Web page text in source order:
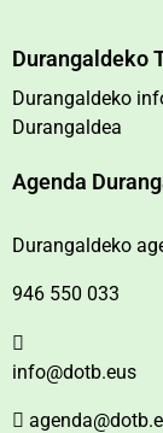
Durangaldeko
Durangaldeko
Durangaldea
Agenda
Durangaldeko
946 550 033
info@dotb.eus